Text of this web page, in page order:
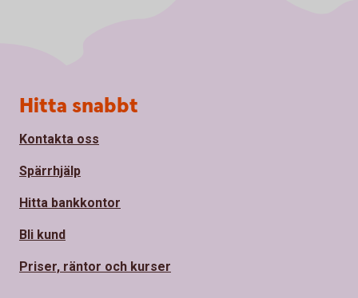
Sidfot
Hitta snabbt
Kontakta oss
Spärrhjälp
Hitta bankkontor
Bli kund
Priser, räntor och kurser